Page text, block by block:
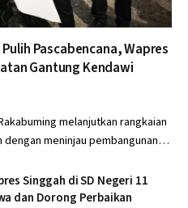
Pascabencana, Wapres
Gantung Kendawi
melanjutkan rangkaian
meninjau pembangunan…
Singgah di SD Negeri 11
dan Dorong Perbaikan